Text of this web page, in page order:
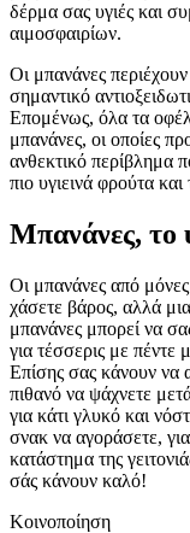
δέρμα σας υγιές και
αιμοσφαιρίων.
Οι μπανάνες
σημαντικό
Επομένως, όλα τα
μπανάνες, οι οποίες
ανθεκτικό περίβλημα
πιο υγιεινά φρούτα
Μπανάνες, το
Οι μπανάνες από
χάσετε βάρος, αλλά
μπανάνες μπορεί να
για τέσσερις με πέντε
Επίσης σας κάνουν να
πιθανό να ψάχνετε
για κάτι γλυκό και
σνακ να αγοράσετε,
κατάστημα της
σάς κάνουν καλό!
Κοινοποίηση